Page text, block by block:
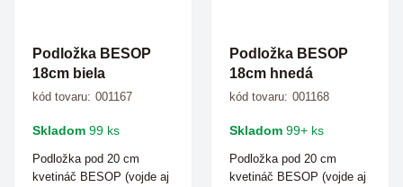
Podložka BESOP
18cm biela
kód tovaru: 001167
Skladom 99 ks
Podložka pod 20 cm
kvetináč BESOP (vojde aj
Podložka BESOP
18cm hnedá
kód tovaru: 001168
Skladom 99+ ks
Podložka pod 20 cm
kvetináč BESOP (vojde aj